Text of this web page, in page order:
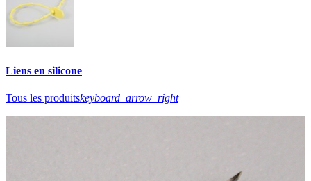
Liens en silicone
Tous les produitskeyboard_arrow_right